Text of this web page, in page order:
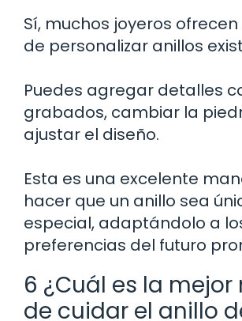
Sí, muchos joyeros
de personalizar anillos
Puedes agregar detalles
grabados, cambiar la
ajustar el diseño.
Esta es una excelente
hacer que un anillo sea
especial, adaptándolo a
preferencias del futuro
6 ¿Cuál es la
de cuidar el anillo